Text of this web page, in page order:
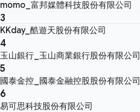
momo_富邦媒體科技股份有限公司
3
KKday_酷遊天股份有限公司
4
玉山銀行_玉山商業銀行股份有限公司
5
國泰金控_國泰金融控股股份有限公司
6
易可思科技股份有限公司